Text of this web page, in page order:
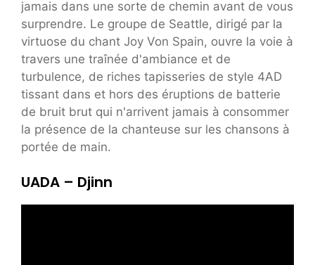
jamais dans une sorte de chemin avant de vous
surprendre. Le groupe de Seattle, dirigé par la
virtuose du chant Joy Von Spain, ouvre la voie à
travers une traînée d'ambiance et de
turbulence, de riches tapisseries de style 4AD
tissant dans et hors des éruptions de batterie
de bruit brut qui n'arrivent jamais à consommer
la présence de la chanteuse sur les chansons à
portée de main.
UADA – Djinn